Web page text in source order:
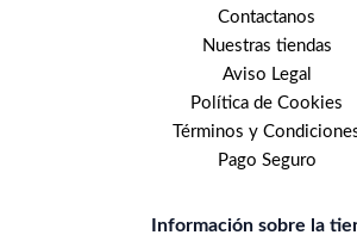
Contactanos
Nuestras tiendas
Aviso Legal
Política de Cookies
Términos y
Pago Seguro
Información sobre la